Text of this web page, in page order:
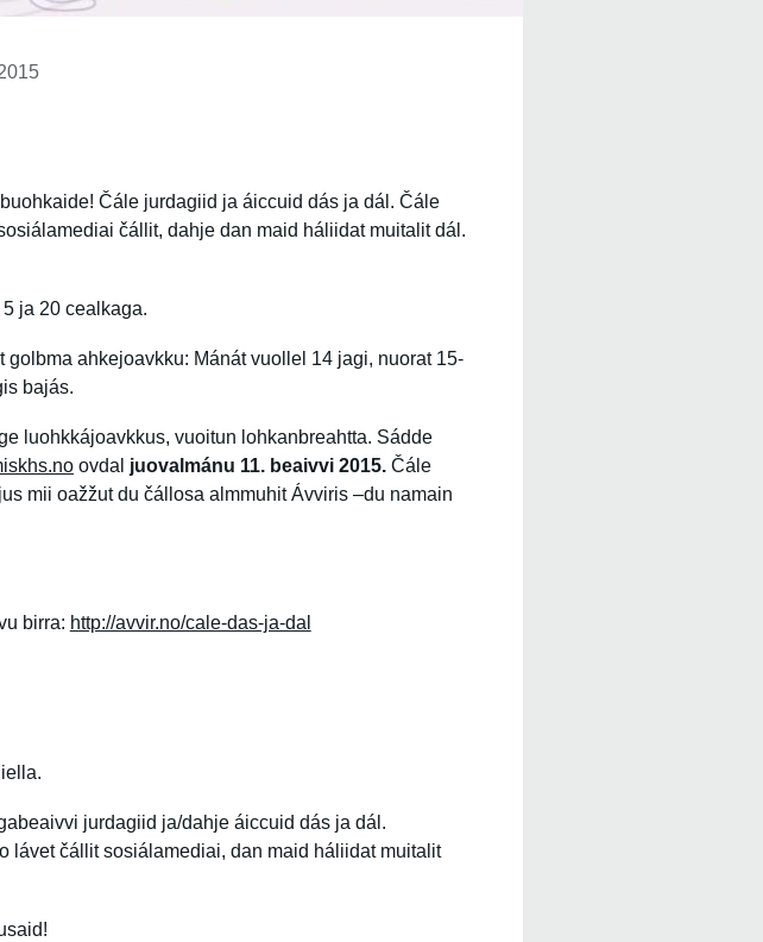
Čále jurdagiid ja áiccuid dás ja dál. Čále
čállit, dahje dan maid háliidat muitalit dál.
ja 20 cealkaga.
golbma ahkejoavkku: Mánát vuollel 14 jagi, nuorat 15-
bajás.
luohkkájoavkkus, vuoitun lohkanbreahtta. Sádde
ovdal juovalmánu 11. beaivvi 2015.Čále
mii oažžut du čállosa almmuhit Ávviris –du namain
birra: http://avvir.no/cale-das-ja-dal
jurdagiid ja/dahje áiccuid dás ja dál.
lávet čállit sosiálamediai, dan maid háliidat muitalit